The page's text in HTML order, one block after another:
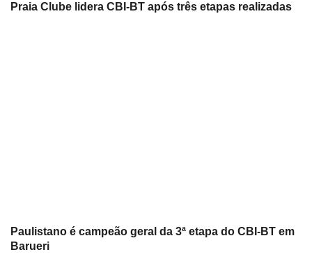
Praia Clube lidera CBI-BT após três etapas realizadas
Paulistano é campeão geral da 3ª etapa do CBI-BT em
Barueri